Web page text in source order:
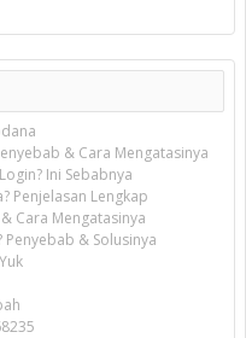
& Cara Mengatasinya
Ini Sebabnya
Penjelasan Lengkap
Cara Mengatasinya
Penyebab & Solusinya